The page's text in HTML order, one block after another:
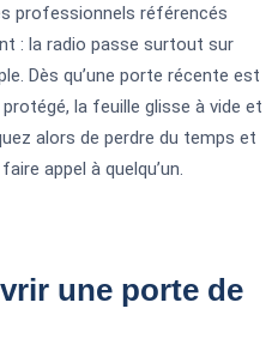
professionnels référencés
: la radio passe surtout sur
Dès qu’une porte récente est
protégé, la feuille glisse à vide et
alors de perdre du temps et
appel à quelqu’un.
une porte de